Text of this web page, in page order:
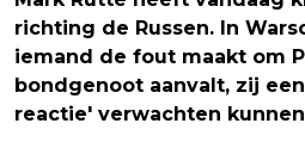
richting de Russen. In
iemand de fout maakt om
bondgenoot aanvalt, zij
reactie' verwachten